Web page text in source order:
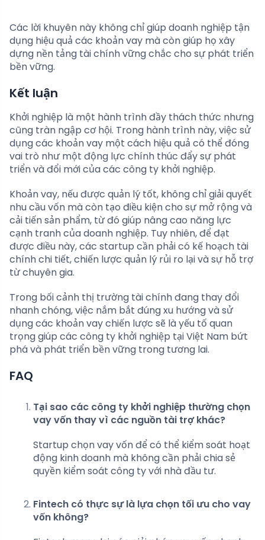
Các lời khuyên này không chỉ giúp doanh nghiệp tận
dụng hiệu quả các khoản vay mà còn giúp họ xây
dựng nền tảng tài chính vững chắc cho sự phát triển
bền vững.
Kết luận
Khởi nghiệp là một hành trình đầy thách thức nhưng
cũng tràn ngập cơ hội. Trong hành trình này, việc sử
dụng các khoản vay một cách hiệu quả có thể đóng
vai trò như một động lực chính thúc đẩy sự phát
triển và đổi mới của các công ty khởi nghiệp.
Khoản vay, nếu được quản lý tốt, không chỉ giải quyết
nhu cầu vốn mà còn tạo điều kiện cho sự mở rộng và
cải tiến sản phẩm, từ đó giúp nâng cao năng lực
cạnh tranh của doanh nghiệp. Tuy nhiên, để đạt
được điều này, các startup cần phải có kế hoạch tài
chính chi tiết, chiến lược quản lý rủi ro lại và sự hỗ trợ
từ chuyên gia.
Trong bối cảnh thị trường tài chính đang thay đổi
nhanh chóng, việc nắm bắt đúng xu hướng và sử
dụng các khoản vay chiến lược sẽ là yếu tố quan
trọng giúp các công ty khởi nghiệp tại Việt Nam bứt
phá và phát triển bền vững trong tương lai.
FAQ
Tại sao các công ty khởi nghiệp thường chọn
vay vốn thay vì các nguồn tài trợ khác?
Startup chọn vay vốn để có thể kiểm soát hoạt
động kinh doanh mà không cần phải chia sẻ
quyền kiểm soát công ty với nhà đầu tư.
Fintech có thực sự là lựa chọn tối ưu cho vay
vốn không?